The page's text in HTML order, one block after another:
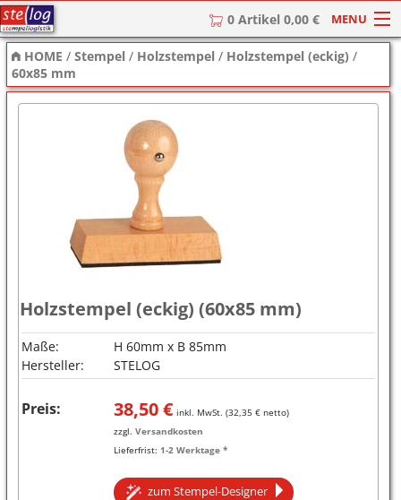
0 Artikel 0,00 € MENU
HOME
Stempel
Stempel-Textplatten
HOME /Stempel / Holzstempel / Holzstempel (eckig) /
60x85 mm
Holzstempel (eckig) (60x85 mm)
Maße:
H 60mm x B 85mm
Hersteller:
STELOG
Preis: 38,50€ inkl. MwSt. (32,35 € netto)
zzgl. Versandkosten
Lieferfrist: 1-2 Werktage *
zum Stempel-Designer